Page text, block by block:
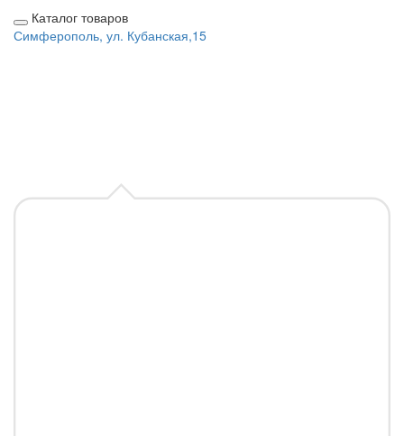
Каталог товаров
Симферополь, ул. Кубанская,15